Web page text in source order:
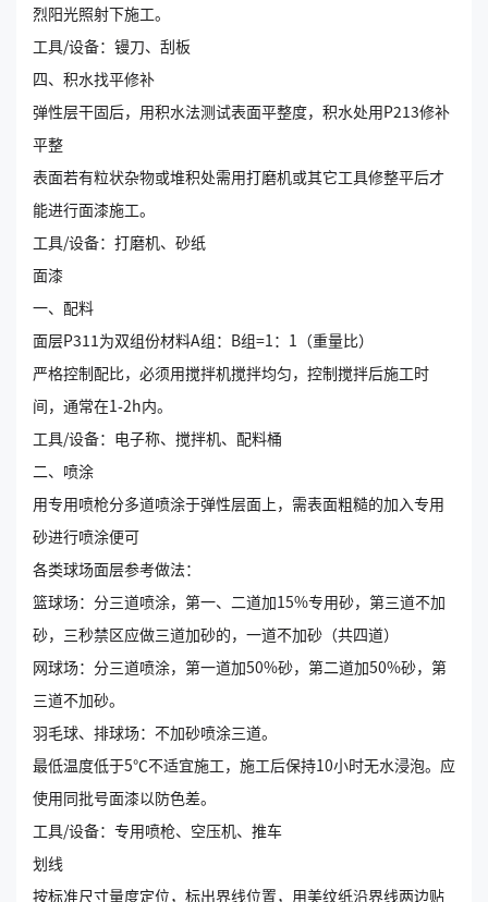
烈阳光照射下施工。
工具/设备：镘刀、刮板
四、积水找平修补
弹性层干固后，用积水法测试表面平整度，积水处用P213修补
平整
表面若有粒状杂物或堆积处需用打磨机或其它工具修整平后才
能进行面漆施工。
工具/设备：打磨机、砂纸
面漆
一、配料
面层P311为双组份材料A组：B组=1：1（重量比）
严格控制配比，必须用搅拌机搅拌均匀，控制搅拌后施工时
间，通常在1-2h内。
工具/设备：电子称、搅拌机、配料桶
二、喷涂
用专用喷枪分多道喷涂于弹性层面上，需表面粗糙的加入专用
砂进行喷涂便可
各类球场面层参考做法：
篮球场：分三道喷涂，第一、二道加15%专用砂，第三道不加
砂，三秒禁区应做三道加砂的，一道不加砂（共四道）
网球场：分三道喷涂，第一道加50%砂，第二道加50%砂，第
三道不加砂。
羽毛球、排球场：不加砂喷涂三道。
最低温度低于5℃不适宜施工，施工后保持10小时无水浸泡。应
使用同批号面漆以防色差。
工具/设备：专用喷枪、空压机、推车
划线
按标准尺寸量度定位，标出界线位置，用美纹纸沿界线两边贴